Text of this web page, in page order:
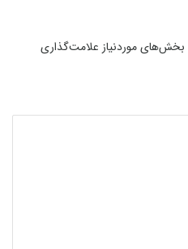
بخش‌های موردنیاز علامت‌گذاری